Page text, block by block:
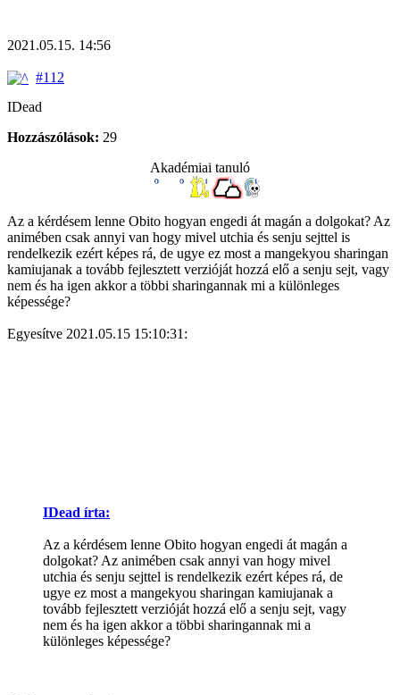
2021.05.15. 14:56
#112
IDead
Hozzászólások: 29
Akadémiai tanuló
Az a kérdésem lenne Obito hogyan engedi át magán a dolgokat? Az
animében csak annyi van hogy mivel utchia és senju sejttel is
rendelkezik ezért képes rá, de ugye ez most a mangekyou sharingan
kamiujanak a tovább fejlesztett verzióját hozzá elő a senju sejt, vagy
nem és ha igen akkor a többi sharingannak mi a különleges
képessége?
Egyesítve 2021.05.15 15:10:31:
IDead írta:
Az a kérdésem lenne Obito hogyan engedi át magán a
dolgokat? Az animében csak annyi van hogy mivel
utchia és senju sejttel is rendelkezik ezért képes rá, de
ugye ez most a mangekyou sharingan kamiujanak a
tovább fejlesztett verzióját hozzá elő a senju sejt, vagy
nem és ha igen akkor a többi sharingannak mi a
különleges képessége?